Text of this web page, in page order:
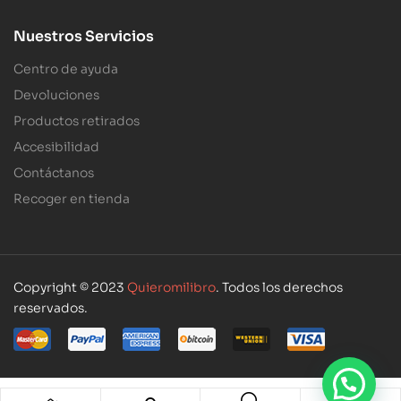
Nuestros Servicios
Centro de ayuda
Devoluciones
Productos retirados
Accesibilidad
Contáctanos
Recoger en tienda
Copyright © 2023 Quieromilibro. Todos los derechos
reservados.